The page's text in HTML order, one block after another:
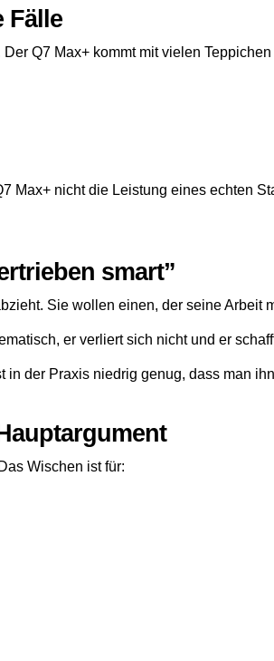
Fälle
Q7 Max+ kommt mit vielen
Max+ nicht die Leistung eines echten
smart”
Sie wollen einen, der seine Arbeit
er verliert sich nicht und er
der Praxis niedrig genug, dass man
Wischen ist für: